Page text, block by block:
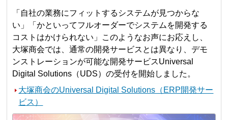
「自社の業務にフィットするシステムが見つからな
い」「かといってフルオーダーでシステムを開発する
コストはかけられない」このようなお声にお応えし、
大塚商会では、通常の開発サービスとは異なり、デモ
ンストレーションが可能な開発サービスUniversal
Digital Solutions（UDS）の受付を開始しました。
大塚商会のUniversal Digital Solutions（ERP開発サー
ビス）